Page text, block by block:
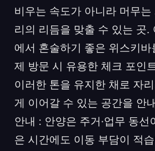
비우는 속도가 아니라 머무
리의 리듬을 맞출 수 있는 곳.
에서 혼술하기 좋은 위스키
제 방문 시 유용한 체크 포인
이러한 톤을 유지한 채로 자
게 이어갈 수 있는 공간을 안
안내 : 안양은 주거·업무 동선
은 시간에도 이동 부담이 적